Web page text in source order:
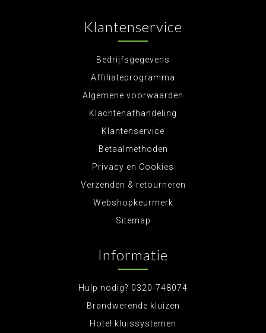
Klantenservice
Bedrijfsgegevens
Affiliateprogramma
Algemene voorwaarden
Klachtenafhandeling
Klantenservice
Betaalmethoden
Privacy en Cookies
Verzenden & retourneren
Webshopkeurmerk
Sitemap
Informatie
Hulp nodig? 0320-748074
Brandwerende kluizen
Hotel kluissystemen